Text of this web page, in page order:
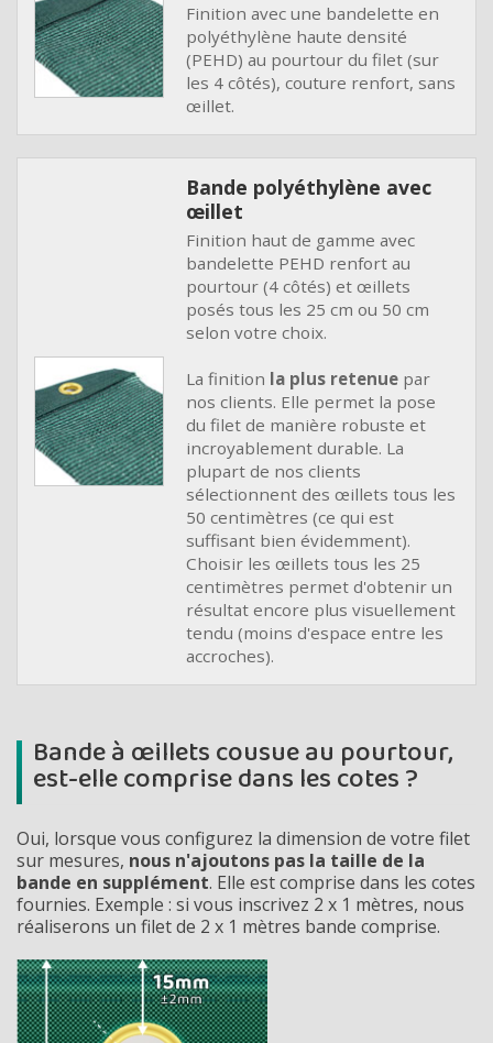
Finition avec une bandelette en
polyéthylène haute densité
(PEHD) au pourtour du filet (sur
les 4 côtés), couture renfort, sans
œillet.
Bande polyéthylène avec
œillet
Finition haut de gamme avec
bandelette PEHD renfort au
pourtour (4 côtés) et œillets
posés tous les 25 cm ou 50 cm
selon votre choix.
La finition la plus retenue par
nos clients. Elle permet la pose
du filet de manière robuste et
incroyablement durable. La
plupart de nos clients
sélectionnent des œillets tous les
50 centimètres (ce qui est
suffisant bien évidemment).
Choisir les œillets tous les 25
centimètres permet d'obtenir un
résultat encore plus visuellement
tendu (moins d'espace entre les
accroches).
Bande à œillets cousue au pourtour,
est-elle comprise dans les cotes ?
Oui, lorsque vous configurez la dimension de votre filet
sur mesures, nous n'ajoutons pas la taille de la
bande en supplément. Elle est comprise dans les cotes
fournies. Exemple : si vous inscrivez 2 x 1 mètres, nous
réaliserons un filet de 2 x 1 mètres bande comprise.